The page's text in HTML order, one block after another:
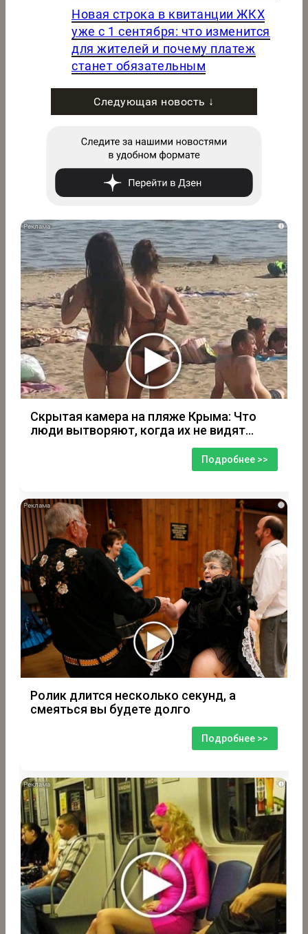
Новая строка в квитанции ЖКХ
уже с 1 сентября: что изменится
для жителей и почему платеж
станет обязательным
Следующая новость ↓
i
Скрытая камера на пляже Крыма: Что
люди вытворяют, когда их не видят...
Подробнее >>
i
Ролик длится несколько секунд, а
смеяться вы будете долго
Подробнее >>
i